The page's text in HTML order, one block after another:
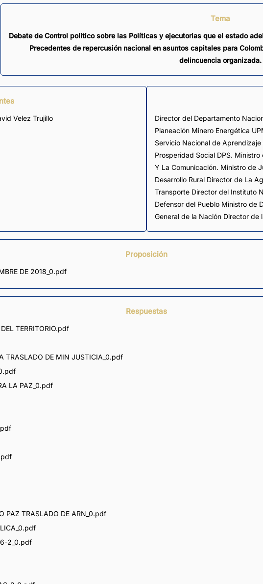
Tema
Debate de Control politico sobre las Políticas y ejecutorias que el estado
Precedentes de repercusión nacional en asuntos capitales para
delincuencia organizada.
Velez Trujillo
Director del Departamento
Planeación Minero Energética
Servicio Nacional de
Prosperidad Social DPS.
Y La Comunicación. Ministro de
Desarrollo Rural Director de La
Transporte Director del Instituto
Defensor del Pueblo Ministro de
General de la Nación Director
Proposición
DE 2018_0.pdf
Respuestas
TERRITORIO.pdf
TRASLADO DE MIN JUSTICIA_0.pdf
LA PAZ_0.pdf
PAZ TRASLADO DE ARN_0.pdf
2_0.pdf